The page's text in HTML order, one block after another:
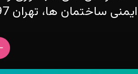
ایمنی ساختمان ها، تهران 97